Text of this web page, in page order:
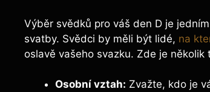
Výběr svědků pro váš den D je
svatby. Svědci by měli být lidé, na
oslavě vašeho svazku. Zde je
Osobní vztah: Zvažte, kdo je